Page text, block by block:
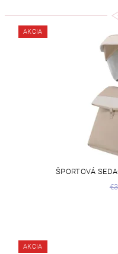
AKCIA
ŠPORTOVÁ
AKCIA